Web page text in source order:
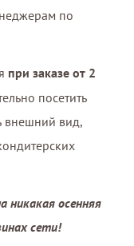
по
при заказе от 2
посетить
внешний вид,
никакая осенняя
сети!